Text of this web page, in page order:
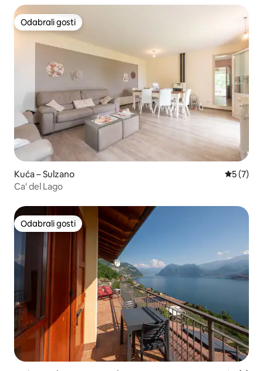
Odabrali gosti
Odabrali gosti
Kuća – Sulzano
5 (7)
Ca' del Lago
Odabrali gosti
Odabrali gosti